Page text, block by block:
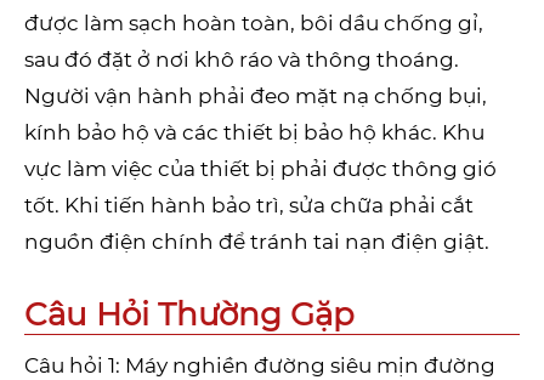
được làm sạch hoàn toàn, bôi dầu chống gỉ,
sau đó đặt ở nơi khô ráo và thông thoáng.
Người vận hành phải đeo mặt nạ chống bụi,
kính bảo hộ và các thiết bị bảo hộ khác. Khu
vực làm việc của thiết bị phải được thông gió
tốt. Khi tiến hành bảo trì, sửa chữa phải cắt
nguồn điện chính để tránh tai nạn điện giật.
Câu Hỏi Thường Gặp
Câu hỏi 1: Máy nghiền đường siêu mịn đường